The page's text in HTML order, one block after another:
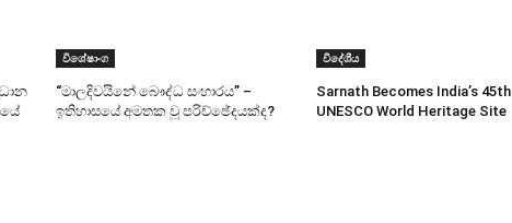
විශේෂාංග
“මාලදිවයිනේ බෞද්ධ සංහාරය” –
ඉතිහාසයේ අමතක වූ පරිච්ඡේදයක්ද?
විදේශීය
Sarnath Becomes India’s 45th
UNESCO World Heritage Site